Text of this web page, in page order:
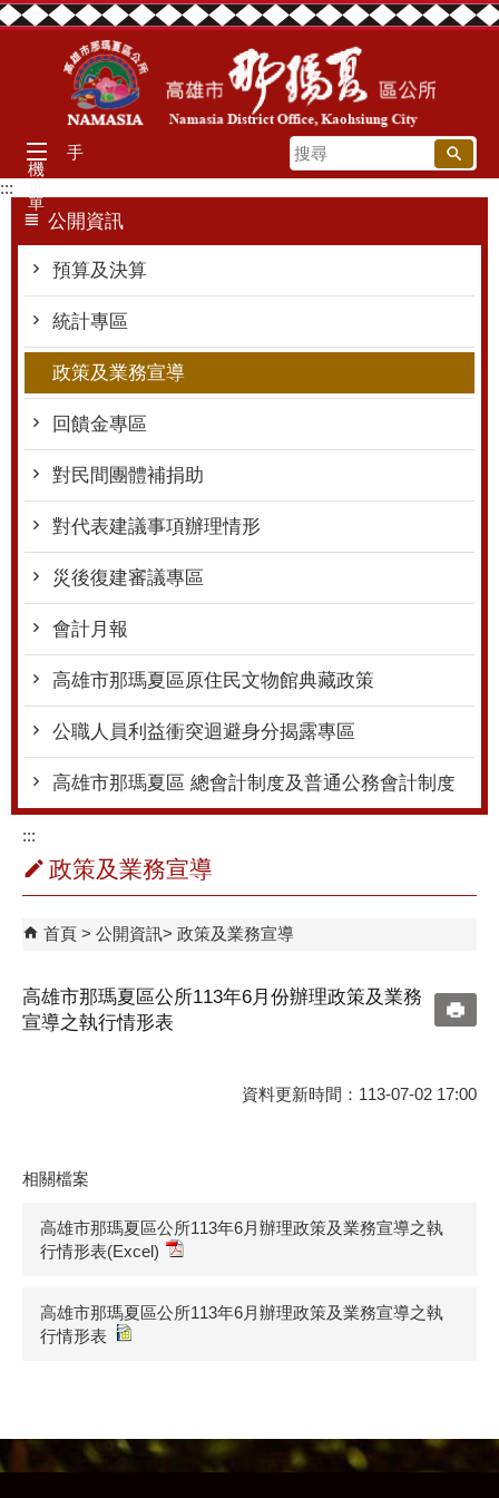
跳到主要內容區塊
搜
尋
手
機
單
:::
公開資訊
預算及決算
統計專區
政策及業務宣導
回饋金專區
對民間團體補捐助
對代表建議事項辦理情形
災後復建審議專區
會計月報
高雄市那瑪夏區原住民文物館典藏政策
公職人員利益衝突迴避身分揭露專區
高雄市那瑪夏區 總會計制度及普通公務會計制度
:::
政策及業務宣導
首頁 公開資訊 政策及業務宣導
高雄市那瑪夏區公所113年6月份辦理政策及業務
宣導之執行情形表
資料更新時間：113-07-02 17:00
相關檔案
高雄市那瑪夏區公所113年6月辦理政策及業務宣導之執
行情形表(Excel)
高雄市那瑪夏區公所113年6月辦理政策及業務宣導之執
行情形表